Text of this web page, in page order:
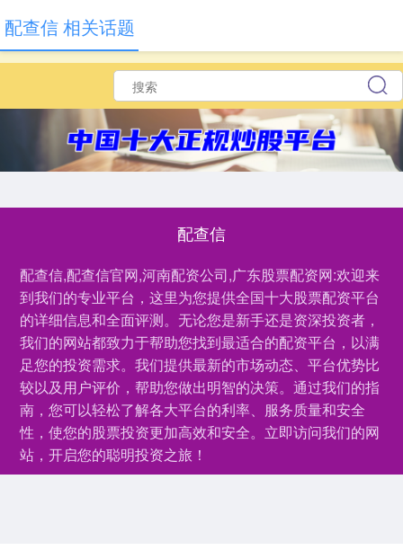
配查信
配查信,配查信官网,河南配资公司,广东股票配资网:欢迎来
到我们的专业平台，这里为您提供全国十大股票配资平台
的详细信息和全面评测。无论您是新手还是资深投资者，
我们的网站都致力于帮助您找到最适合的配资平台，以满
足您的投资需求。我们提供最新的市场动态、平台优势比
较以及用户评价，帮助您做出明智的决策。通过我们的指
南，您可以轻松了解各大平台的利率、服务质量和安全
性，使您的股票投资更加高效和安全。立即访问我们的网
站，开启您的聪明投资之旅！
配查信 相关话题